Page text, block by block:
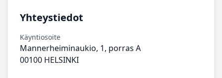
Yhteystiedot
Käyntiosoite
Mannerheiminaukio, 1, porras A
00100 HELSINKI